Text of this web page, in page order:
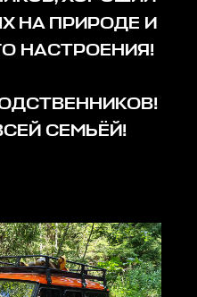
НА ПРИРОДЕ И
НАСТРОЕНИЯ!
СЕМЬЁЙ!